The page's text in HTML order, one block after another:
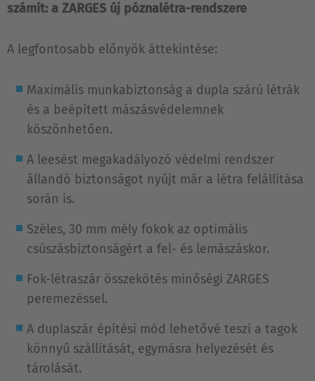
számít: a ZARGES új póznalétra-rendszere
A legfontosabb előnyök áttekintése:
Maximális munkabiztonság a dupla szárú létrák
és a beépített mászásvédelemnek
köszönhetően.
A leesést megakadályozó védelmi rendszer
állandó biztonságot nyújt már a létra felállítása
során is.
Széles, 30 mm mély fokok az optimális
csúszásbiztonságért a fel- és lemászáskor.
Fok-létraszár összekötés minőségi ZARGES
peremezéssel.
A duplaszár építési mód lehetővé teszi a tagok
könnyű szállítását, egymásra helyezését és
tárolását.